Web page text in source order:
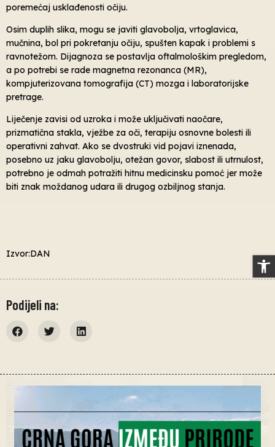
poremećaj usklađenosti očiju.
Osim duplih slika, mogu se javiti glavobolja, vrtoglavica,
mučnina, bol pri pokretanju očiju, spušten kapak i problemi s
ravnotežom. Dijagnoza se postavlja oftalmološkim pregledom,
a po potrebi se rade magnetna rezonanca (MR),
kompjuterizovana tomografija (CT) mozga i laboratorijske
pretrage.
Liječenje zavisi od uzroka i može uključivati naočare,
prizmatična stakla, vježbe za oči, terapiju osnovne bolesti ili
operativni zahvat. Ako se dvostruki vid pojavi iznenada,
posebno uz jaku glavobolju, otežan govor, slabost ili utrnulost,
potrebno je odmah potražiti hitnu medicinsku pomoć jer može
biti znak moždanog udara ili drugog ozbiljnog stanja.
Izvor:DAN
Podijeli na: